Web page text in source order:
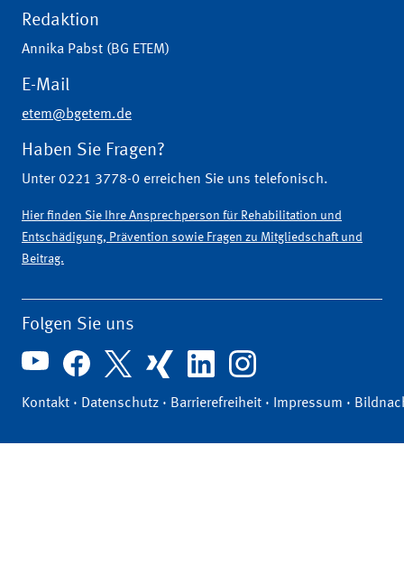
Redaktion
Annika Pabst (BG ETEM)
E-Mail
etem@bgetem.de
Haben Sie Fragen?
Unter 0221 3778-0 erreichen Sie uns telefonisch.
Hier finden Sie Ihre Ansprechperson für Rehabilitation und
Entschädigung, Prävention sowie Fragen zu Mitgliedschaft und
Beitrag.
Folgen Sie uns
Kontakt · Datenschutz · Barrierefreiheit · Impressum ·